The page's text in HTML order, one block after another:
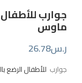
جوارب
ماوس
ر.س26.78
جوارب للأطفال الرضع